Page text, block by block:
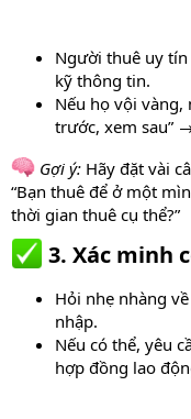
Người thuê uy
kỹ thông tin.
Nếu họ vội vàng,
trước, xem sau”
Gợi ý: Hãy đặt vài
“Bạn thuê để ở một
thời gian thuê cụ thể?”
3. Xác minh
Hỏi nhẹ nhàng
nhập.
Nếu có thể, yêu
hợp đồng lao